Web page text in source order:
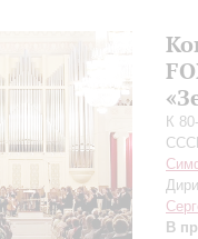
К
В